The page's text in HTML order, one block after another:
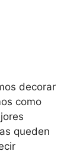
decorar
como
queden